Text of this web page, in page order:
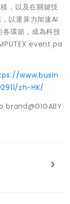
，以及在關鍵技
以運算力加速AI
環節，成為科技
event pa
www.busin
zh-HK/